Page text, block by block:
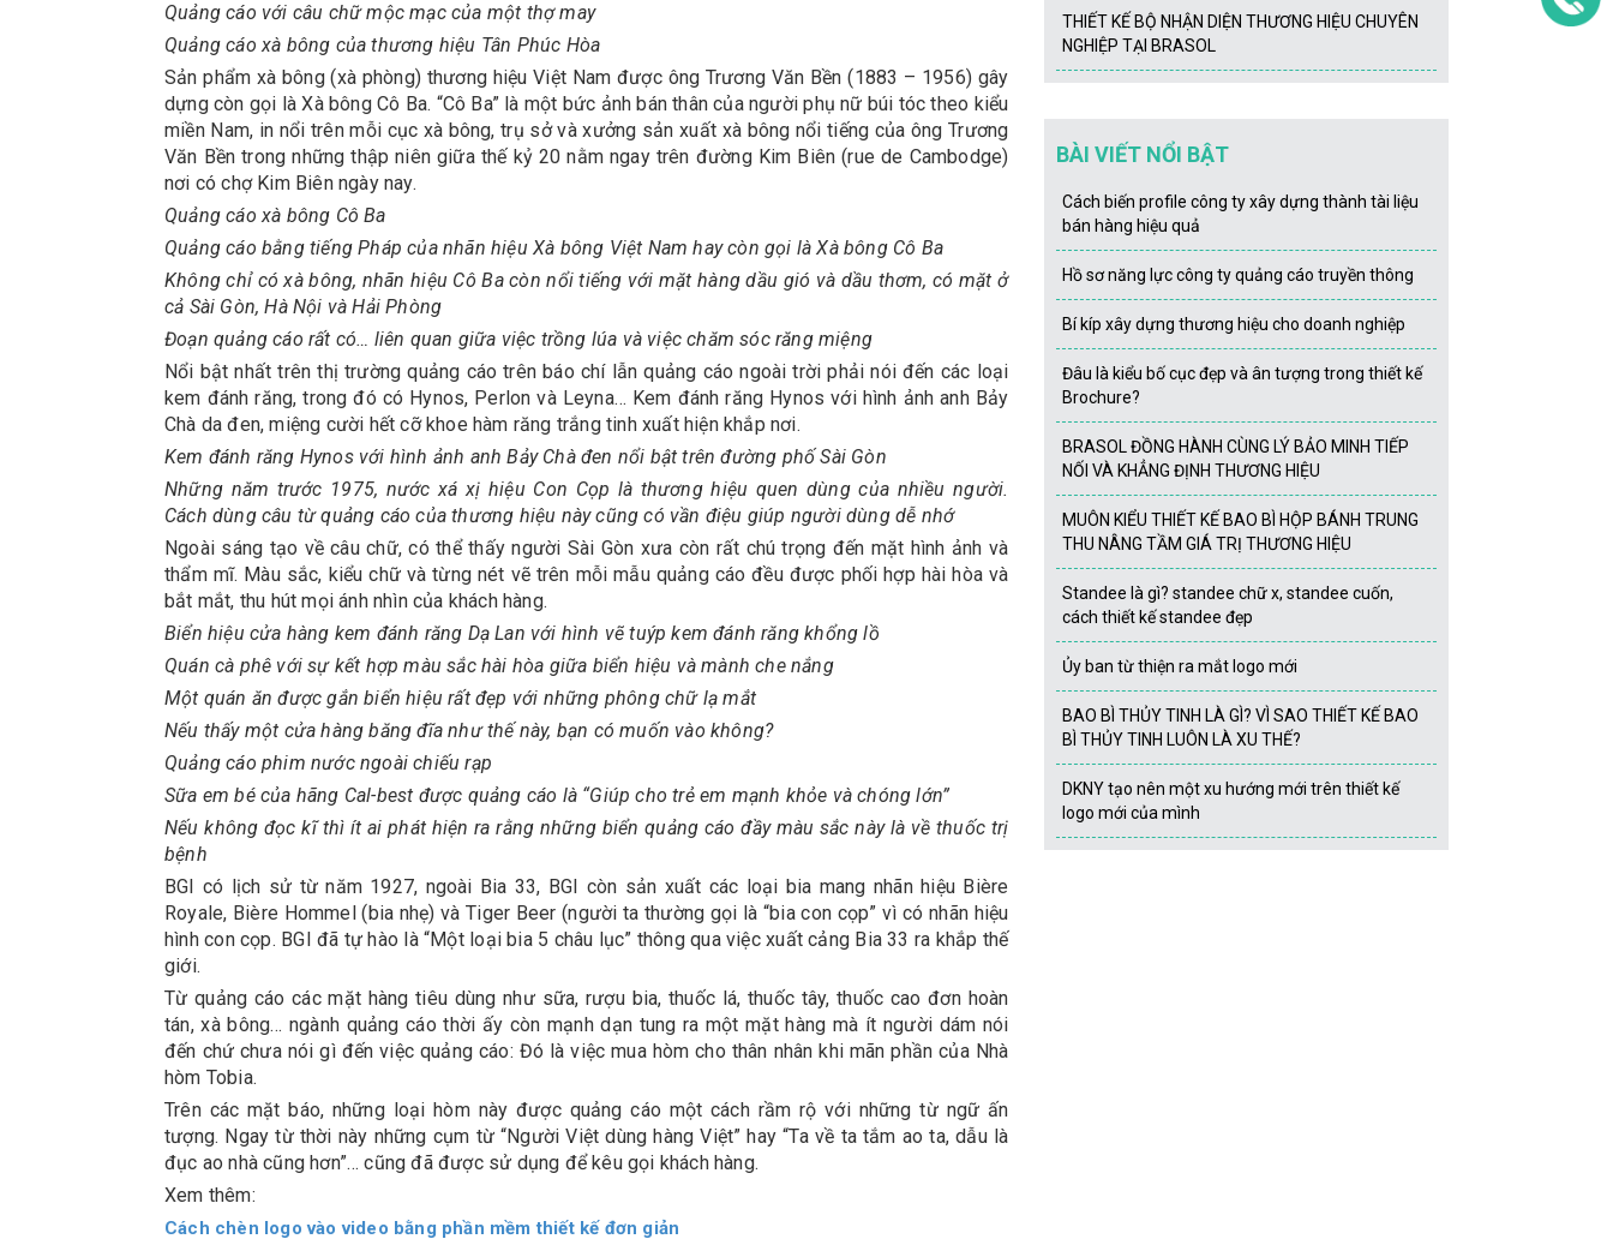
Quảng cáo với câu chữ mộc mạc của một thợ may
Quảng cáo xà bông của thương hiệu Tân Phúc Hòa
Sản phẩm xà bông (xà phòng) thương hiệu Việt Nam được ông Trương Văn Bền (1883 – 1956) gây
dựng còn gọi là Xà bông Cô Ba. “Cô Ba” là một bức ảnh bán thân của người phụ nữ búi tóc theo kiểu
miền Nam, in nổi trên mỗi cục xà bông, trụ sở và xưởng sản xuất xà bông nổi tiếng của ông Trương
Văn Bền trong những thập niên giữa thế kỷ 20 nằm ngay trên đường Kim Biên (rue de Cambodge)
nơi có chợ Kim Biên ngày nay.
Quảng cáo xà bông Cô Ba
Quảng cáo bằng tiếng Pháp của nhãn hiệu Xà bông Việt Nam hay còn gọi là Xà bông Cô Ba
Không chỉ có xà bông, nhãn hiệu Cô Ba còn nổi tiếng với mặt hàng dầu gió và dầu thơm, có mặt ở
cả Sài Gòn, Hà Nội và Hải Phòng
Đoạn quảng cáo rất có… liên quan giữa việc trồng lúa và việc chăm sóc răng miệng
Nổi bật nhất trên thị trường quảng cáo trên báo chí lẫn quảng cáo ngoài trời phải nói đến các loại
kem đánh răng, trong đó có Hynos, Perlon và Leyna… Kem đánh răng Hynos với hình ảnh anh Bảy
Chà da đen, miệng cười hết cỡ khoe hàm răng trắng tinh xuất hiện khắp nơi.
Kem đánh răng Hynos với hình ảnh anh Bảy Chà đen nổi bật trên đường phố Sài Gòn
Những năm trước 1975, nước xá xị hiệu Con Cọp là thương hiệu quen dùng của nhiều người.
Cách dùng câu từ quảng cáo của thương hiệu này cũng có vần điệu giúp người dùng dễ nhớ
Ngoài sáng tạo về câu chữ, có thể thấy người Sài Gòn xưa còn rất chú trọng đến mặt hình ảnh và
thẩm mĩ. Màu sắc, kiểu chữ và từng nét vẽ trên mỗi mẫu quảng cáo đều được phối hợp hài hòa và
bắt mắt, thu hút mọi ánh nhìn của khách hàng.
Biển hiệu cửa hàng kem đánh răng Dạ Lan với hình vẽ tuýp kem đánh răng khổng lồ
Quán cà phê với sự kết hợp màu sắc hài hòa giữa biển hiệu và mành che nắng
Một quán ăn được gắn biển hiệu rất đẹp với những phông chữ lạ mắt
Nếu thấy một cửa hàng băng đĩa như thế này, bạn có muốn vào không?
Quảng cáo phim nước ngoài chiếu rạp
Sữa em bé của hãng Cal-best được quảng cáo là “Giúp cho trẻ em mạnh khỏe và chóng lớn”
Nếu không đọc kĩ thì ít ai phát hiện ra rằng những biển quảng cáo đầy màu sắc này là về thuốc trị
bệnh
BGI có lịch sử từ năm 1927, ngoài Bia 33, BGI còn sản xuất các loại bia mang nhãn hiệu Bière
Royale, Bière Hommel (bia nhẹ) và Tiger Beer (người ta thường gọi là “bia con cọp” vì có nhãn hiệu
hình con cọp. BGI đã tự hào là “Một loại bia 5 châu lục” thông qua việc xuất cảng Bia 33 ra khắp thế
giới.
Từ quảng cáo các mặt hàng tiêu dùng như sữa, rượu bia, thuốc lá, thuốc tây, thuốc cao đơn hoàn
tán, xà bông… ngành quảng cáo thời ấy còn mạnh dạn tung ra một mặt hàng mà ít người dám nói
đến chứ chưa nói gì đến việc quảng cáo: Đó là việc mua hòm cho thân nhân khi mãn phần của Nhà
hòm Tobia.
Trên các mặt báo, những loại hòm này được quảng cáo một cách rầm rộ với những từ ngữ ấn
tượng. Ngay từ thời này những cụm từ “Người Việt dùng hàng Việt” hay “Ta về ta tắm ao ta, dẫu là
đục ao nhà cũng hơn”… cũng đã được sử dụng để kêu gọi khách hàng.
Xem thêm:
Cách chèn logo vào video bằng phần mềm thiết kế đơn giản
THIẾT KẾ BỘ NHẬN DIỆN THƯƠNG HIỆU CHUYÊN
NGHIỆP TẠI BRASOL
BÀI VIẾT NỔI BẬT
Cách biến profile công ty xây dựng thành tài liệu
bán hàng hiệu quả
Hồ sơ năng lực công ty quảng cáo truyền thông
Bí kíp xây dựng thương hiệu cho doanh nghiệp
Đâu là kiểu bố cục đẹp và ân tượng trong thiết kế
Brochure?
BRASOL ĐỒNG HÀNH CÙNG LÝ BẢO MINH TIẾP
NỐI VÀ KHẲNG ĐỊNH THƯƠNG HIỆU
MUÔN KIỂU THIẾT KẾ BAO BÌ HỘP BÁNH TRUNG
THU NÂNG TẦM GIÁ TRỊ THƯƠNG HIỆU
Standee là gì? standee chữ x, standee cuốn,
cách thiết kế standee đẹp
Ủy ban từ thiện ra mắt logo mới
BAO BÌ THỦY TINH LÀ GÌ? VÌ SAO THIẾT KẾ BAO
BÌ THỦY TINH LUÔN LÀ XU THẾ?
DKNY tạo nên một xu hướng mới trên thiết kế
logo mới của mình